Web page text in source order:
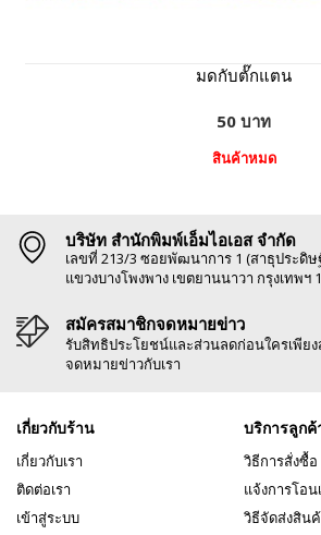
มดกับตั๊กแตน
50 บาท
สินค้าหมด
บริษัท สำนักพิมพ์เอ็มไอเอส จำกัด
เลขที่ 213/3 ซอยพัฒนาการ 1 (สาธุประดิษ
แขวงบางโพงพาง เขตยานนาวา กรุงเทพฯ
สมัครสมาชิกจดหมายข่าว
รับสิทธิประโยชน์และส่วนลดก่อนใครเพีย
จดหมายข่าวกับเรา
เกี่ยวกับร้าน
เกี่ยวกับเรา
ติดต่อเรา
เข้าสู่ระบบ
บริการลูกค้
วิธีการสั่งซื้อ
แจ้งการโอน
วิธีจัดส่งสิน